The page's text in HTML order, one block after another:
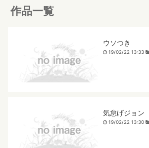
作品一覧
ウソつき
19/02/22 13:33
気怠げジョン
19/02/22 13:30